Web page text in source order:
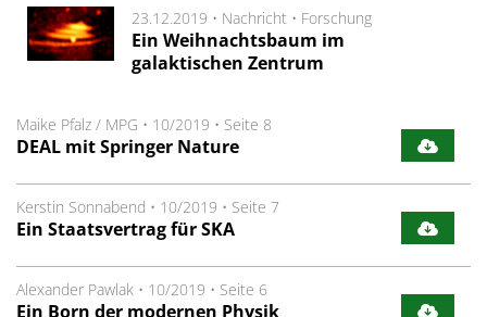
23.12.2019 • Nachricht • Forschung
Ein Weihnachtsbaum im
galaktischen Zentrum
Maike Pfalz / MPG • 10/2019 • Seite 8
DEAL mit Springer Nature
Kerstin Sonnabend • 10/2019 • Seite 7
Ein Staatsvertrag für SKA
Alexander Pawlak • 10/2019 • Seite 6
Ein Born der modernen Physik